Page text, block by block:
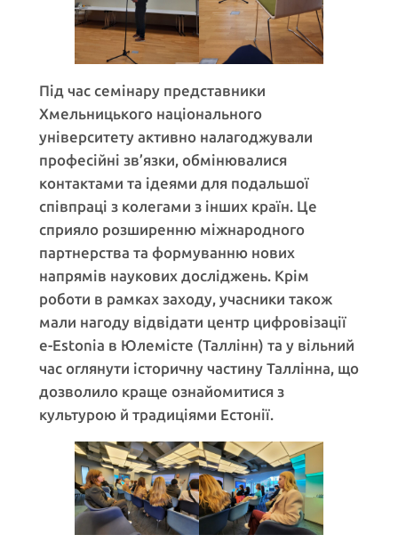
Під час семінару представники
Хмельницького національного
університету активно налагоджували
професійні зв’язки, обмінювалися
контактами та ідеями для подальшої
співпраці з колегами з інших країн. Це
сприяло розширенню міжнародного
партнерства та формуванню нових
напрямів наукових досліджень. Крім
роботи в рамках заходу, учасники також
мали нагоду відвідати центр цифровізації
e-Estonia в Юлемісте (Таллінн) та у вільний
час оглянути історичну частину Таллінна, що
дозволило краще ознайомитися з
культурою й традиціями Естонії.